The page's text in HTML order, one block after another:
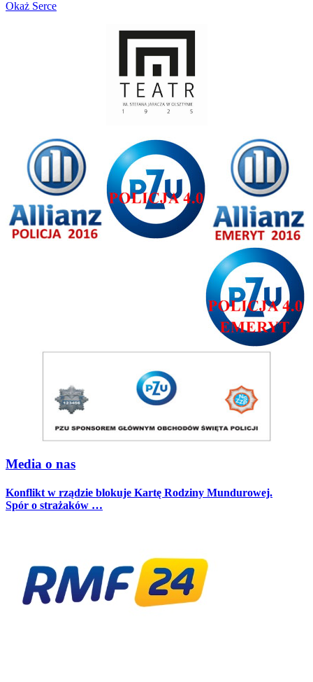
Okaż Serce
Media o nas
Konflikt w rządzie blokuje Kartę Rodziny Mundurowej.
Spór o strażaków …